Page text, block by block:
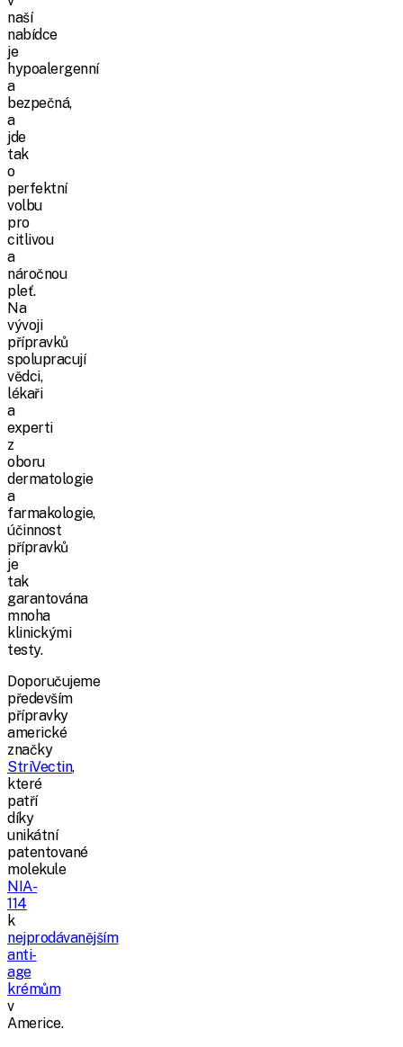
naší
nabídce
je
hypoalergenní
a
bezpečná,
a
jde
tak
o
perfektní
volbu
pro
citlivou
a
náročnou
pleť.
Na
vývoji
přípravků
spolupracují
vědci,
lékaři
a
experti
z
oboru
dermatologie
a
farmakologie,
účinnost
přípravků
je
tak
garantována
mnoha
klinickými
testy.
Doporučujeme
především
přípravky
americké
značky
StriVectin,
které
patří
díky
unikátní
patentované
molekule
NIA-
114
k
nejprodávanějším
anti-
age
krémům
v
Americe.